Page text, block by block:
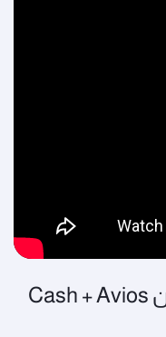
استمع لبودكاست مبتكر عن Cash + Avios